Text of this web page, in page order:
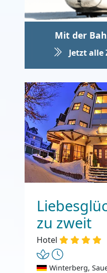
Mit der
Jetzt alle
zu zweit
Hotel
Winterberg,